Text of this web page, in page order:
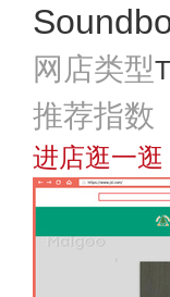
网店类型
推荐指数
进店逛一逛